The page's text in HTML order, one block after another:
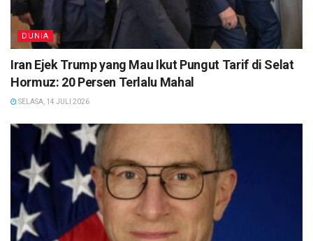
DUNIA
Iran Ejek Trump yang Mau Ikut Pungut Tarif di Selat
Hormuz: 20 Persen Terlalu Mahal
SELASA, 14 JULI 2026